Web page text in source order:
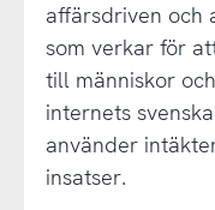
affärsdriven och
som verkar för
till människor
internets
använder
insatser.